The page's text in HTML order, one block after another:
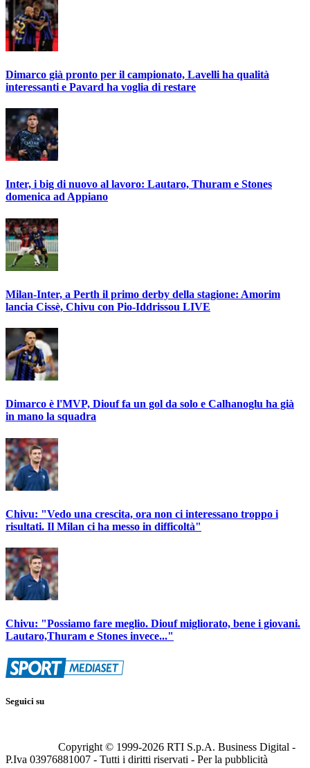
Dimarco già pronto per il campionato, Lavelli ha qualità
interessanti e Pavard ha voglia di restare
Inter, i big di nuovo al lavoro: Lautaro, Thuram e Stones
domenica ad Appiano
Milan-Inter, a Perth il primo derby della stagione: Amorim
lancia Cissè, Chivu con Pio-Iddrissou LIVE
Dimarco è l'MVP, Diouf fa un gol da solo e Calhanoglu ha già
in mano la squadra
Chivu: "Vedo una crescita, ora non ci interessano troppo i
risultati. Il Milan ci ha messo in difficoltà"
Chivu: "Possiamo fare meglio. Diouf migliorato, bene i giovani.
Lautaro,Thuram e Stones invece..."
Seguici su
Copyright © 1999-2026 RTI S.p.A. Business Digital -
P.Iva 03976881007 - Tutti i diritti riservati - Per la pubblicità